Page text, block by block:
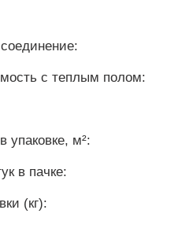
с теплым полом:
упаковке, м²:
в пачке:
(кг):